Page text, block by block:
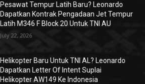
Pesawat Tempur Latih Baru? Leonardo
Dapatkan Kontrak Pengadaan Jet Tempur
Latih M346 F Block 20 Untuk TNI AU
July 22, 2026
Helikopter Baru Untuk TNI AL? Leonardo
Dapatkan Letter Of Intent Suplai
Helikopter AW149 Ke Indonesia